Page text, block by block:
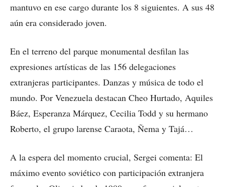
mantuvo en ese cargo durante los 8 siguientes. A sus 48
aún era considerado joven.
En el terreno del parque monumental desfilan las
expresiones artísticas de las 156 delegaciones
extranjeras participantes. Danzas y música de todo el
mundo. Por Venezuela destacan Cheo Hurtado, Aquiles
Báez, Esperanza Márquez, Cecilia Todd y su hermano
Roberto, el grupo larense Caraota, Ñema y Tajá…
A la espera del momento crucial, Sergei comenta: El
máximo evento soviético con participación extranjera